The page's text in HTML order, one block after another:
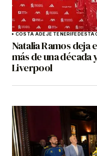
COSTA ADEJE TENERIFE
Natalia Ramos deja
más de una
Liverpool